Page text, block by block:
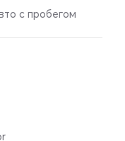
с пробегом